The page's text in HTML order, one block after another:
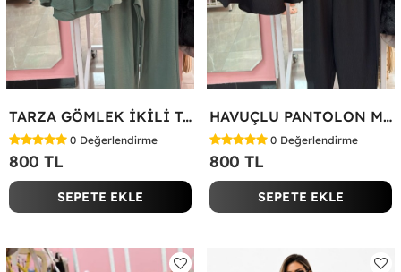
TARZA GÖMLEK İKİLİ TAKIM KOT KUMAŞ Yeşil
0 Değerlendirme
800 TL
SEPETE EKLE
HAVUÇLU PANTOLON MİYASE TAKIM Siyah
0 Değerlendirme
800 TL
SEPETE EKLE